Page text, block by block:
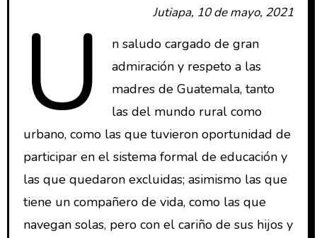
Jutiapa, 10 de mayo, 2021
U
n saludo cargado de gran
admiración y respeto a las
madres de Guatemala, tanto
las del mundo rural como
urbano, como las que tuvieron oportunidad de
participar en el sistema formal de educación y
las que quedaron excluidas; asimismo las que
tiene un compañero de vida, como las que
navegan solas, pero con el cariño de sus hijos y